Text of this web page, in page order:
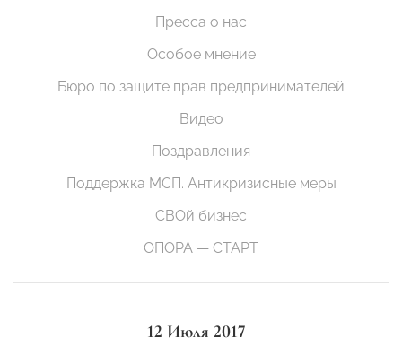
Пресса о нас
Особое мнение
Бюро по защите прав предпринимателей
Видео
Поздравления
Поддержка МСП. Антикризисные меры
СВОй бизнес
ОПОРА — СТАРТ
12 Июля 2017